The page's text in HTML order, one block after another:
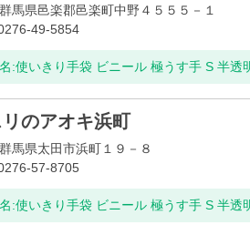
馬県邑楽郡邑楽町中野４５５５－１
49-5854
:使いきり手袋 ビニール 極うす手 S 半透
リのアオキ浜町
馬県太田市浜町１９－８
57-8705
:使いきり手袋 ビニール 極うす手 S 半透